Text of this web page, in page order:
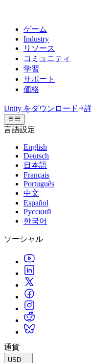
ゲーム
Industry
リソース
コミュニティ
学習
サポート
価格
Unityエンジン
任意のプラットフォー
共同作業
チームでの共同作業と
Unity をダウンロード
プランと価格
デプロイ
Unity がサポートする
LiveOps
ローンチ後のインサイ
成長
詳しく見る
発見され、モバイルユ
ストアとD2C全体でIAP
3Dコラボレーション
リアルタイムで3Dプロ
没入型トレーニング
没入型環境でのトレーニ
顧客体験
インタラクティブな3D
業界
運用の卓越性を達成する
小売
店内体験をオンライン
自動車
イノベーションと車内
すべての業界を見る
ドキュメント
公式ユーザーマニュア
開発者ツール
リリースバージョンと問
ロードマップ
今後の機能をレビューす
技術用語のライブラリ
ケーススタディ
実際の成功事例
ベストプラクティスガイ
専門家のヒントとコツ
デモ
デモ、サンプル、ビルデ
すべてのリソース
ディスカッション
議論、問題解決、つなが
イベント
グローバルおよびローカ
コミュニティストーリー
Made with Unity
Unityクリエイターの紹介
ライブストリーム
Unity Awards
世界中のUnityクリエイ
Unity Learn
無料でUnityスキルをマ
プロフェッショナルトレ
Unityトレーナーでチー
Unity初心者向け
スタートガイド
学習を開始しましょう
Unity は初めてですか？
ハウツーガイド
実用的なヒントとベス
教育
学生向け
キャリアをスタートさせ
教育を大幅に強化
ヘルプを得る
Unityで成功するためのサ
Success Plan
専門的なサポートで目
FAQ
よくある質問への回答
お問い合わせ
Unity をダウンロード
言語設定
English
Deutsch
日本語
Français
Português
中文
Español
Русский
한국어
ソーシャル
通貨
USD